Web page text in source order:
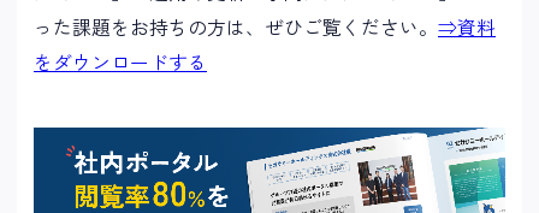
った課題をお持ちの方は、ぜひご覧ください。 ⇒資料
をダウンロードする